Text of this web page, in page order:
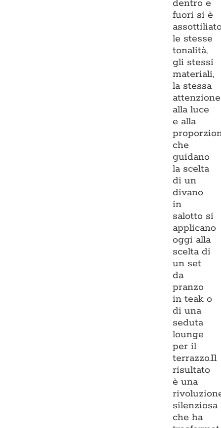
dentro e
fuori si è
le stesse
tonalità,
gli stessi
materiali,
la stessa
attenzione
alla luce
e alla
che
guidano
la scelta
di un
divano
in
salotto si
applicano
oggi alla
scelta di
un set
da
pranzo
in teak o
di una
seduta
lounge
per il
terrazzo.Il
risultato
è una
silenziosa
che ha